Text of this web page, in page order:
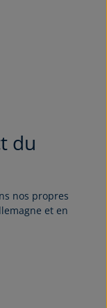
du
nos propres
et en